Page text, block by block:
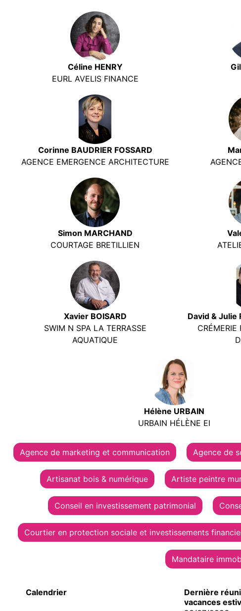
Céline HENRY
EURL AVELIS FINANCE
Corinne BAUDRIER FOSSARD
AGENCE EMERGENCE ARCHITECTURE
Simon MARCHAND
COURTAGE BRETILLIEN
Xavier BOISARD
SWIM N SPA LA TERRASSE
AQUATIQUE
David & Julie
CRÉMERIE
Hélène URBAIN
URBAIN HÉLÈNE EI
Agence de marketing et communication Agence de
Artisanat bois & numérique Artiste peintre
Conseil en investissement patrimonial
Courtier en protection sociale et investissements
Mandataire
Calendrier
Dernière
vacances